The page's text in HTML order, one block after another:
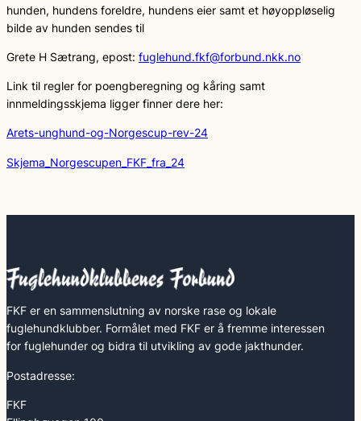
hunden, hundens foreldre, hundens eier samt et høyoppløselig
bilde av hunden sendes til
Grete H Sætrang, epost: fuglehund.fkf@forbund.nkk.no
Link til regler for poengberegning og kåring samt
innmeldingsskjema ligger finner dere her:
Arets-unghund-og-Norgescup-rev-24
Skjema_Norgescupen_FKF_fra_24
FKF er en sammenslutning av norske rase og lokale
fuglehundklubber. Formålet med FKF er å fremme interessen
for fuglehunder og bidra til utvikling av gode jakthunder.
Postadresse:
FKF